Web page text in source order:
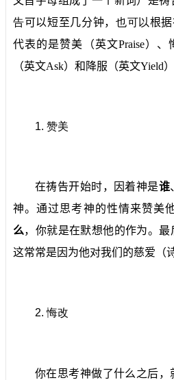
告可以短至几分钟， 也可以根
代表的是赞美（英文Praise）、
（英文Ask）和降服（英文Yield）
1. 赞美
在祷告开始时，因着神是谁
神。通过思考神的性情来赞美
么，你就是在默想他的作为。最
这常常是因为他对我们的慈爱（
2.悔改
你在思考神做了什么之后